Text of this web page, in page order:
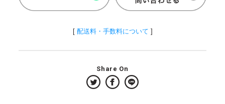
[ 配送料・手数料について ]
Share On